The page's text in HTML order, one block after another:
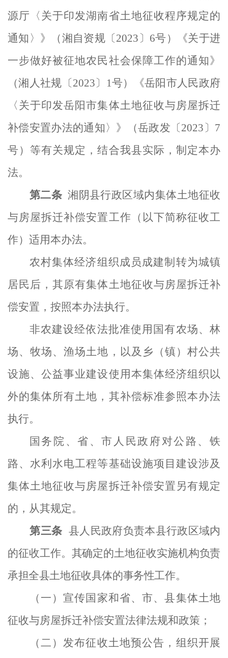
源厅 〈 关于印发湖南省土地征收程序规定的
通知 〉 》（湘自资规〔2023〕6号 ）
《关于进
一步做好被征地农民社会保障工作的通知》
（湘人社规〔2023〕1号）《岳阳市人民政府
〈 关于印发岳阳市集体土地征收与房屋拆迁
补偿安置办法的通知 〉 》（岳政发〔2023〕7
号）等有关规定，结合我县实际，制定本办
法。
第二条 湘阴县行政区域内集体土地征收
与房屋拆迁补偿安置工作（以下简称征收工
作）适用本办法。
农村集体经济组织成员成建制转为城镇
居民后，其原有集体土地征收与房屋拆迁补
偿安置，按照本办法执行。
非农建设经依法批准使用国有农场、林
场、牧场、渔场土地，以及乡（镇）村公共
设施、公益事业建设使用本集体经济组织以
外的集体所有土地，其补偿标准参照本办法
执行。
国务院、省、市人民政府对公路、铁
路、水利水电工程等基础设施项目建设涉及
集体土地征收与房屋拆迁补偿安置另有规定
的，从其规定。
第三条 县人民政府负责本县行政区域内
的征收工作。 其确定的土地征收实施机构负责
承担全县土地征收具体的事务性工作。
（一）宣传国家和省、市、县集体土地
征收与房屋拆迁补偿安置法律法规和政策；
（二）发布征收土地预公告，组织开展